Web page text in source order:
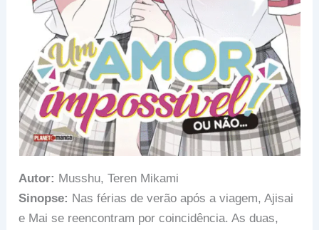
Autor: Musshu, Teren Mikami
Sinopse: Nas férias de verão após a viagem, Ajisai
e Mai se reencontram por coincidência. As duas,